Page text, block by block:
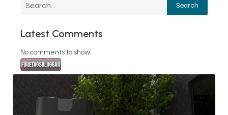
Search
Latest Comments
No comments to show.